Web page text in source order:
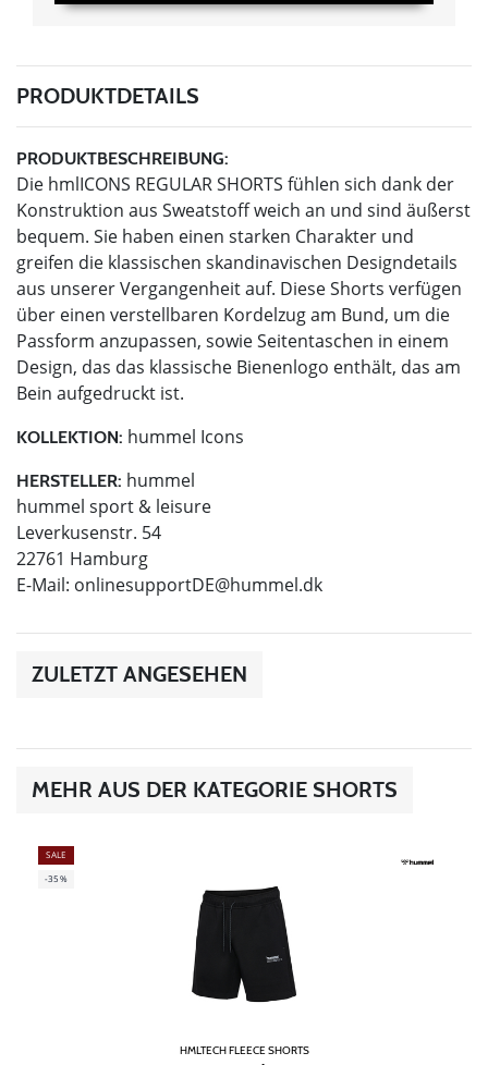
PRODUKTDETAILS
PRODUKTBESCHREIBUNG:
Die hmlICONS REGULAR SHORTS fühlen sich dank der
Konstruktion aus Sweatstoff weich an und sind äußerst
bequem. Sie haben einen starken Charakter und
greifen die klassischen skandinavischen Designdetails
aus unserer Vergangenheit auf. Diese Shorts verfügen
über einen verstellbaren Kordelzug am Bund, um die
Passform anzupassen, sowie Seitentaschen in einem
Design, das das klassische Bienenlogo enthält, das am
Bein aufgedruckt ist.
KOLLEKTION: hummel Icons
HERSTELLER: hummel
hummel sport & leisure
Leverkusenstr. 54
22761 Hamburg
E-Mail: onlinesupportDE@hummel.dk
ZULETZT ANGESEHEN
MEHR AUS DER KATEGORIE SHORTS
SALE
-35%
HMLTECH FLEECE SHORTS